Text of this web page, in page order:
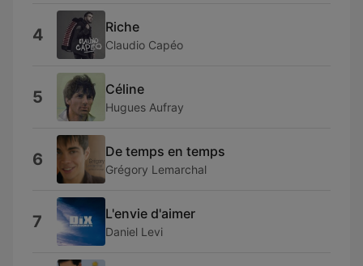
4 Riche
Claudio Capéo
5 Céline
Hugues Aufray
6 De temps en temps
Grégory Lemarchal
7 L'envie d'aimer
Daniel Levi